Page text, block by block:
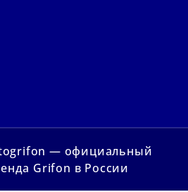
— официальный
Grifon в России